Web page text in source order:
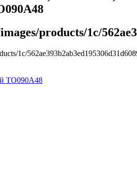
products/1c/
1c/